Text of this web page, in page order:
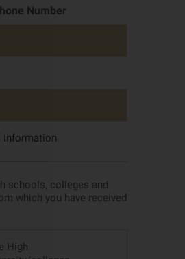
Number
Information
schools, colleges and
which you have received